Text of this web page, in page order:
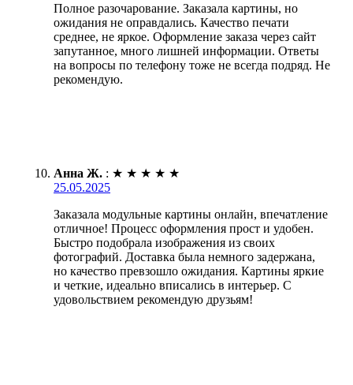
Полное разочарование. Заказала картины, но
ожидания не оправдались. Качество печати
среднее, не яркое. Оформление заказа через сайт
запутанное, много лишней информации. Ответы
на вопросы по телефону тоже не всегда подряд. Не
рекомендую.
Анна Ж. : ★ ★ ★ ★ ★
25.05.2025
Заказала модульные картины онлайн, впечатление
отличное! Процесс оформления прост и удобен.
Быстро подобрала изображения из своих
фотографий. Доставка была немного задержана,
но качество превзошло ожидания. Картины яркие
и четкие, идеально вписались в интерьер. С
удовольствием рекомендую друзьям!